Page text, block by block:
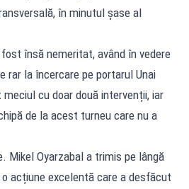
în minutul șase al
însă nemeritat, având în vedere
rar la încercare pe portarul Unai
cu doar două intervenții, iar
de la acest turneu care nu a
Mikel Oyarzabal a trimis pe lângă
acțiune excelentă care a desfăcut